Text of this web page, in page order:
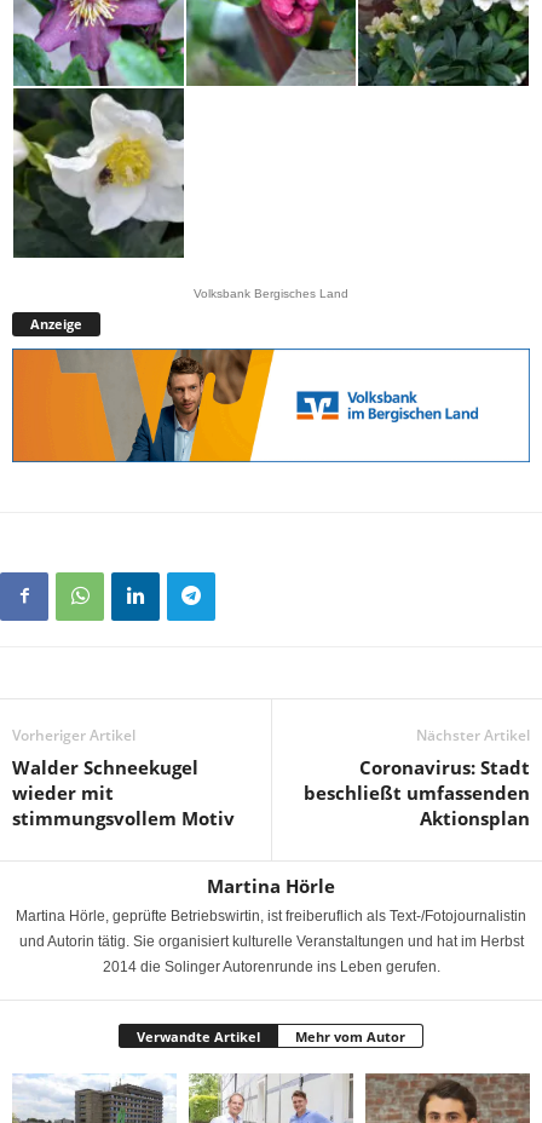
Volksbank Bergisches Land
Anzeige
Vorheriger Artikel
Walder Schneekugel
wieder mit
stimmungsvollem Motiv
Nächster Artikel
Coronavirus: Stadt
beschließt umfassenden
Aktionsplan
Martina Hörle
Martina Hörle, geprüfte Betriebswirtin, ist freiberuflich als Text-/Fotojournalistin
und Autorin tätig. Sie organisiert kulturelle Veranstaltungen und hat im Herbst
2014 die Solinger Autorenrunde ins Leben gerufen.
Verwandte Artikel Mehr vom Autor